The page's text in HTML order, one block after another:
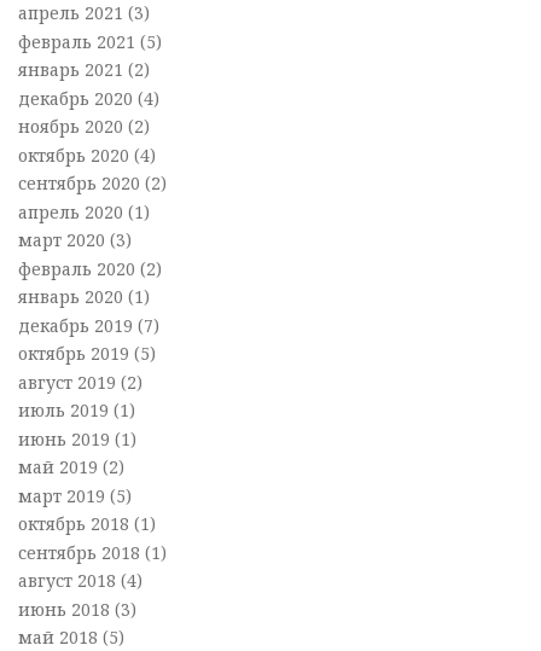
апрель 2021 (3)
февраль 2021 (5)
январь 2021 (2)
декабрь 2020 (4)
ноябрь 2020 (2)
октябрь 2020 (4)
сентябрь 2020 (2)
апрель 2020 (1)
март 2020 (3)
февраль 2020 (2)
январь 2020 (1)
декабрь 2019 (7)
октябрь 2019 (5)
август 2019 (2)
июль 2019 (1)
июнь 2019 (1)
май 2019 (2)
март 2019 (5)
октябрь 2018 (1)
сентябрь 2018 (1)
август 2018 (4)
июнь 2018 (3)
май 2018 (5)